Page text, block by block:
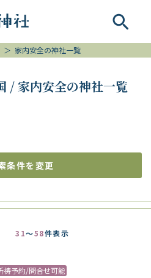
＞ 家内安全の神社一覧
/ 家内安全の神社一覧
条件を変更
31～58件表示
祷予約/問合せ可能